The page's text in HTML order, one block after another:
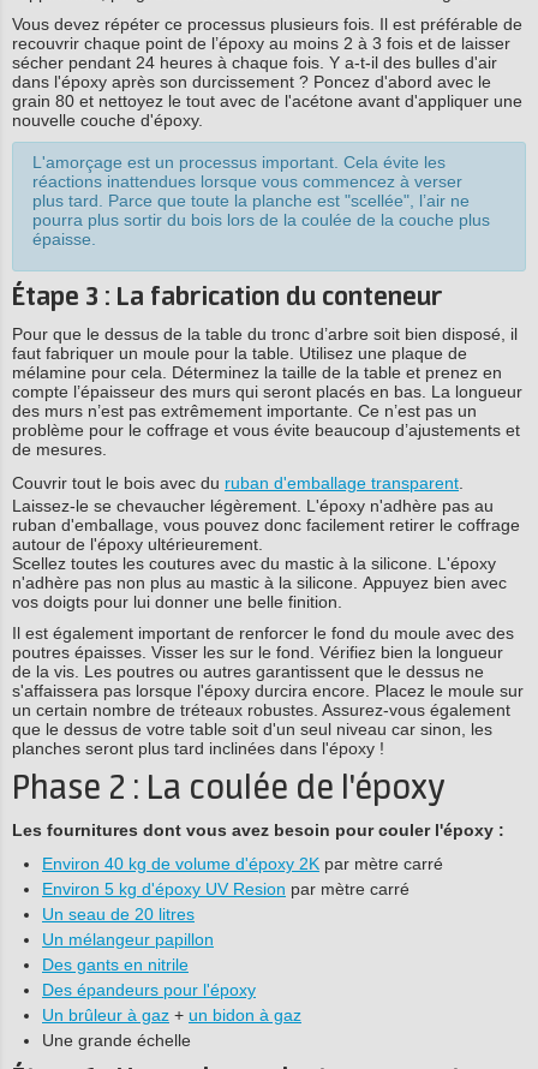
Vous devez répéter ce processus plusieurs fois. Il est préférable de
recouvrir chaque point de l’époxy au moins 2 à 3 fois et de laisser
sécher pendant 24 heures à chaque fois. Y a-t-il des bulles d'air
dans l'époxy après son durcissement ? Poncez d'abord avec le
grain 80 et nettoyez le tout avec de l'acétone avant d'appliquer une
nouvelle couche d'époxy.
L'amorçage est un processus important. Cela évite les
réactions inattendues lorsque vous commencez à verser
plus tard. Parce que toute la planche est "scellée", l’air ne
pourra plus sortir du bois lors de la coulée de la couche plus
épaisse.
Étape 3 : La fabrication du conteneur
Pour que le dessus de la table du tronc d’arbre soit bien disposé, il
faut fabriquer un moule pour la table. Utilisez une plaque de
mélamine pour cela. Déterminez la taille de la table et prenez en
compte l’épaisseur des murs qui seront placés en bas. La longueur
des murs n’est pas extrêmement importante. Ce n’est pas un
problème pour le coffrage et vous évite beaucoup d’ajustements et
de mesures.
Couvrir tout le bois avec du ruban d'emballage transparent
Laissez-le se chevaucher légèrement. L'époxy n'adhère pas au
ruban d'emballage, vous pouvez donc facilement retirer le coffrage
autour de l'époxy ultérieurement.
Scellez toutes les coutures avec du mastic à la silicone. L'époxy
n'adhère pas non plus au mastic à la silicone. Appuyez bien avec
vos doigts pour lui donner une belle finition.
Il est également important de renforcer le fond du moule avec des
poutres épaisses. Visser les sur le fond. Vérifiez bien la longueur
de la vis. Les poutres ou autres garantissent que le dessus ne
s'affaissera pas lorsque l'époxy durcira encore. Placez le moule sur
un certain nombre de tréteaux robustes. Assurez-vous également
que le dessus de votre table soit d'un seul niveau car sinon, les
planches seront plus tard inclinées dans l'époxy !
Phase 2 : La coulée de l'époxy
Les fournitures dont vous avez besoin pour couler l'époxy :
Environ 40 kg de volume d'époxy 2K par mètre carré
Environ 5 kg d'époxy UV Resion par mètre carré
Un seau de 20 litres
Un mélangeur papillon
Des gants en nitrile
Des épandeurs pour l'époxy
Un brûleur à gaz + un bidon à gaz
Une grande échelle